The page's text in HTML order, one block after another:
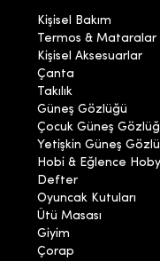
Kişisel Bakım
Termos & Mataralar
Kişisel Aksesuarlar
Çanta
Takılık
Güneş Gözlüğü
Çocuk Güneş
Yetişkin Güneş
Hobi & Eğlence
Defter
Oyuncak Kutuları
Ütü Masası
Giyim
Çorap